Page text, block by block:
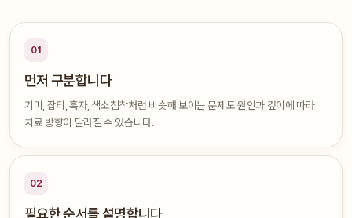
01
먼저 구분합니다
기미, 잡티, 흑자, 색소침착처럼 비슷해 보이는 문제도 원인과 깊이에 따라
치료 방향이 달라질 수 있습니다.
02
필요한 순서를 설명합니다